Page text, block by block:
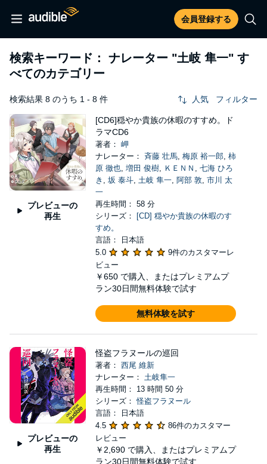
会員登録する
検索キーワード： ナレーター "土岐 隼一" す
べてのカテゴリー
検索結果 8 のうち 1 - 8 件 人気 フィルター
プレビューの
再生
[CD6]穏やか貴族の休暇のすすめ。ド
ラマCD6
著者： 岬
ナレーター： 斉藤 壮馬, 梅原 裕一郎, 柿
原 徹也, 増田 俊樹, ＫＥＮＮ , 七海 ひろ
き , 坂 泰斗, 土岐 隼一, 阿部 敦, 市川 太
一
再生時間： 58 分
シリーズ：
[CD] 穏やか貴族の休暇のす
すめ。
言語： 日本語
5.0
9件のカスタマーレ
ビュー
￥650 で購入、またはプレミアムプ
ラン30日間無料体験で試す
無料体験を試す
プレビューの
再生
怪盗フラヌールの巡回
著者： 西尾 維新
ナレーター： 土岐隼一
再生時間： 13 時間 50 分
シリーズ：怪盗フラヌール
言語： 日本語
4.5
86件のカスタマー
レビュー
￥2,690 で購入、またはプレミアムプ
ラン30日間無料体験で試す